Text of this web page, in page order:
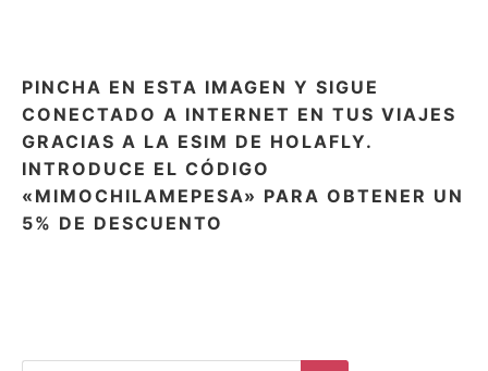
PINCHA EN ESTA IMAGEN Y SIGUE
CONECTADO A INTERNET EN TUS VIAJES
GRACIAS A LA ESIM DE HOLAFLY.
INTRODUCE EL CÓDIGO
«MIMOCHILAMEPESA» PARA OBTENER UN
5% DE DESCUENTO